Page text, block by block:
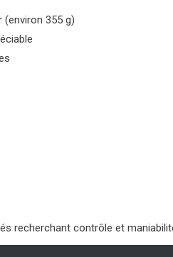
(environ 355 g)
recherchant contrôle et